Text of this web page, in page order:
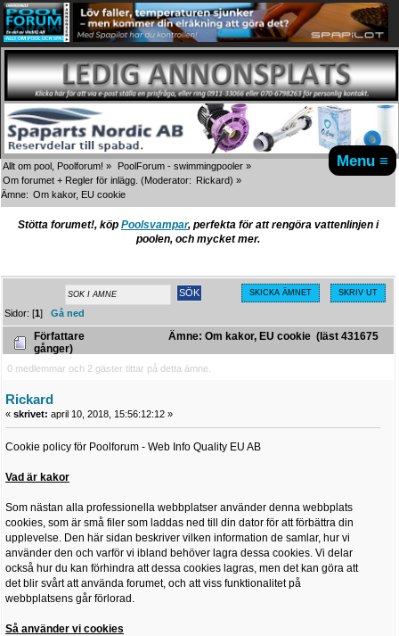
Menu ≡
Allt om pool, Poolforum! » PoolForum - swimmingpooler »
Om forumet + Regler för inlägg. (Moderator: Rickard) »
Ämne: Om kakor, EU cookie
Stötta forumet!, köp Poolsvampar, perfekta för att rengöra vattenlinjen i
poolen, och mycket mer.
SKICKA ÄMNET SKRIV UT
Sidor: [1]Gå ned
Författare
Ämne: Om kakor, EU cookie (läst 431675
gånger)
0 medlemmar och 2 gäster tittar på detta ämne.
Rickard
« skrivet: april 10, 2018, 15:56:12:12 »
Cookie policy för Poolforum - Web Info Quality EU AB
Vad är kakor
Som nästan alla professionella webbplatser använder denna webbplats
cookies, som är små filer som laddas ned till din dator för att förbättra din
upplevelse. Den här sidan beskriver vilken information de samlar, hur vi
använder den och varför vi ibland behöver lagra dessa cookies. Vi delar
också hur du kan förhindra att dessa cookies lagras, men det kan göra att
det blir svårt att använda forumet, och att viss funktionalitet på
webbplatsens går förlorad.
Så använder vi cookies